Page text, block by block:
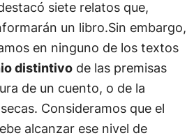
siete relatos que,
un libro.Sin embargo,
en ninguno de los textos
distintivode las premisas
de un cuento, o de la
Consideramos que el
alcanzar ese nivel de